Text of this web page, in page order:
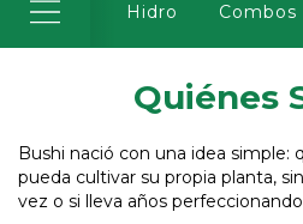
Hidro Combos
Quiénes
Bushi nació con una idea simple:
pueda cultivar su propia planta,
vez o si lleva años